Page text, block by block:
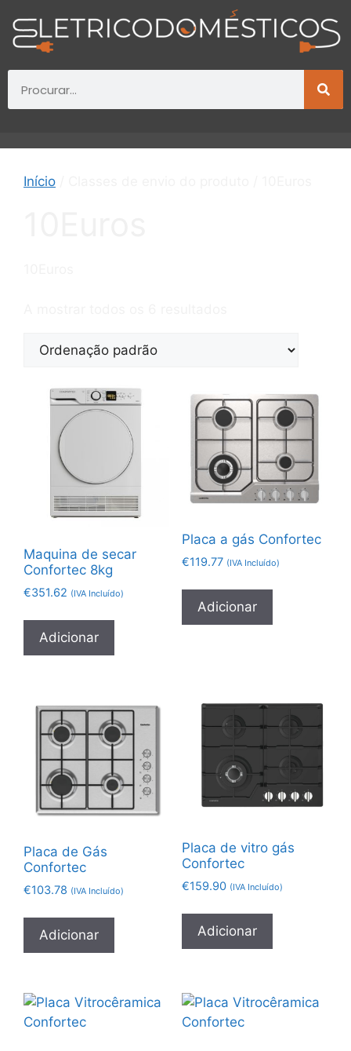
Início
Maquina de secar
Confortec 8kg
€351.62 (IVA Incluído)
Adicionar
Placa a gás Confortec
€119.77 (IVA Incluído)
Adicionar
Placa de Gás
Confortec
€103.78 (IVA Incluído)
Adicionar
Placa de vitro gás
Confortec
€159.90 (IVA Incluído)
Adicionar